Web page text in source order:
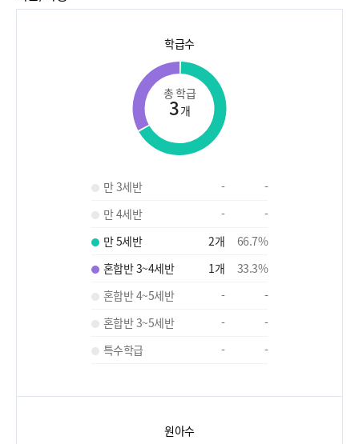
학급수
총 학급
3개
만 3세반 -
-
만 4세반
-
-
만 5세반
2개 66.7%
혼합반 3~4세반
1개 33.3%
혼합반 4~5세반
-
-
혼합반 3~5세반
-
-
특수학급
- -
원아수